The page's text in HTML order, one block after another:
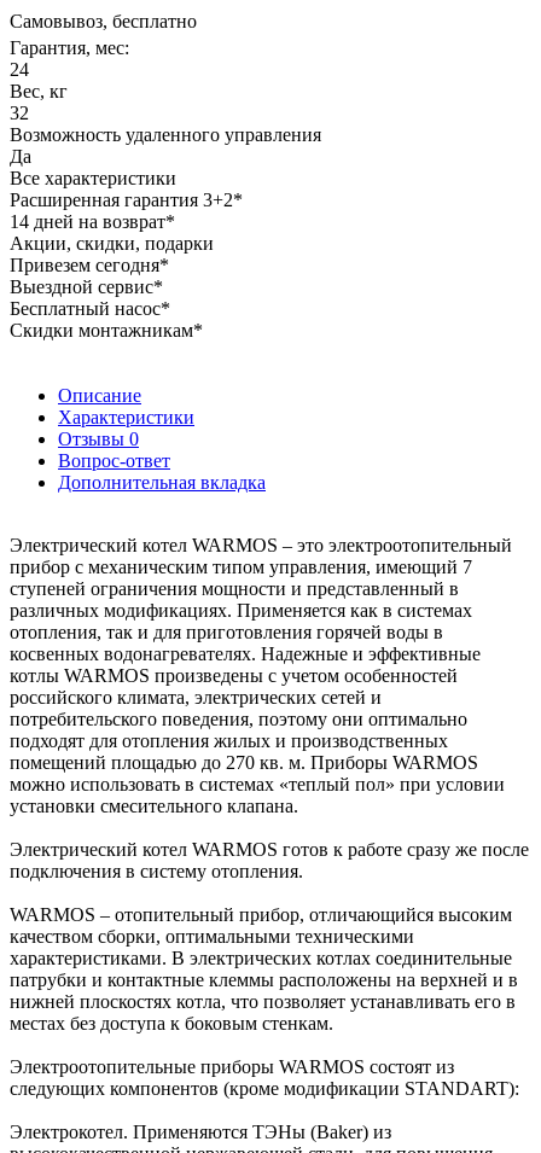
Самовывоз, бесплатно
Гарантия, мес:
24
Вес, кг
32
Возможность удаленного управления
Да
Все характеристики
Расширенная гарантия 3+2*
14 дней на возврат*
Акции, скидки, подарки
Привезем сегодня*
Выездной сервис*
Бесплатный насос*
Скидки монтажникам*
Описание
Характеристики
Отзывы 0
Вопрос-ответ
Дополнительная вкладка
Электрический котел WARMOS – это электроотопительный
прибор с механическим типом управления, имеющий 7
ступеней ограничения мощности и представленный в
различных модификациях. Применяется как в системах
отопления, так и для приготовления горячей воды в
косвенных водонагревателях. Надежные и эффективные
котлы WARMOS произведены с учетом особенностей
российского климата, электрических сетей и
потребительского поведения, поэтому они оптимально
подходят для отопления жилых и производственных
помещений площадью до 270 кв. м. Приборы WARMOS
можно использовать в системах «теплый пол» при условии
установки смесительного клапана.
Электрический котел WARMOS готов к работе сразу же после
подключения в систему отопления.
WARMOS – отопительный прибор, отличающийся высоким
качеством сборки, оптимальными техническими
характеристиками. В электрических котлах соединительные
патрубки и контактные клеммы расположены на верхней и в
нижней плоскостях котла, что позволяет устанавливать его в
местах без доступа к боковым стенкам.
Электроотопительные приборы WARMOS состоят из
следующих компонентов (кроме модификации STANDART):
Электрокотел. Применяются ТЭНы (Baker) из